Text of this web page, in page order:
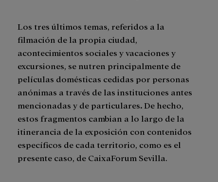
Los tres últimos temas, referidos a la
filmación de la propia ciudad,
acontecimientos sociales y vacaciones y
excursiones, se nutren principalmente de
películas domésticas cedidas por personas
anónimas a través de las instituciones antes
mencionadas y de particulares.De hecho,
estos fragmentos cambian a lo largo de la
itinerancia de la exposición con contenidos
específicos de cada territorio, como es el
presente caso, de CaixaForum Sevilla.